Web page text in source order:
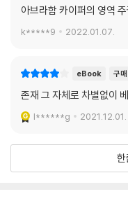
아브라함 카이퍼의 영역
k*****9 2022.01.07.
eBook 구매
존재 그 자체로 차별없이
l******g 2021.12.01.
한